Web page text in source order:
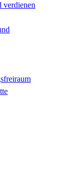
verdienen